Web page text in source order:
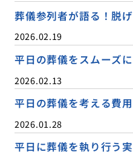
葬儀参列者が語る！脱
2026.02.19
平日の葬儀をスムーズ
2026.02.13
平日の葬儀を考える費
2026.01.28
平日に葬儀を執り行う